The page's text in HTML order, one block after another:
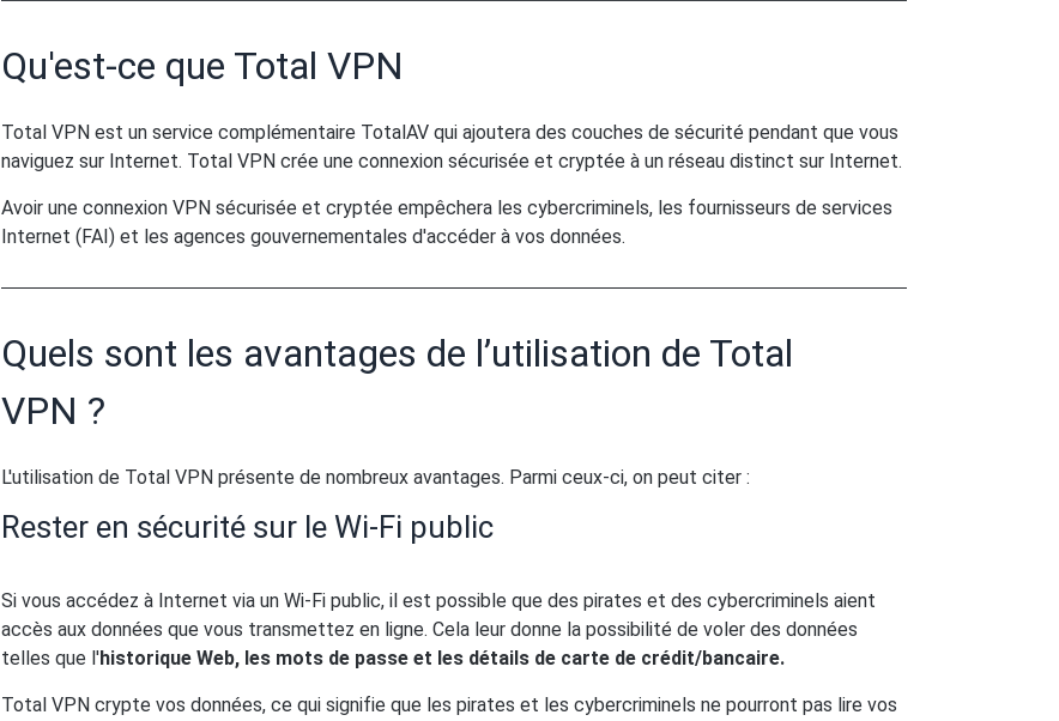
Qu'est-ce que Total VPN
Total VPN est un service complémentaire TotalAV qui ajoutera des couches de sécurité pendant que vous
naviguez sur Internet. Total VPN crée une connexion sécurisée et cryptée à un réseau distinct sur Internet.
Avoir une connexion VPN sécurisée et cryptée empêchera les cybercriminels, les fournisseurs de services
Internet (FAI) et les agences gouvernementales d'accéder à vos données.
Quels sont les avantages de l’utilisation de Total
VPN ?
L'utilisation de Total VPN présente de nombreux avantages. Parmi ceux-ci, on peut citer :
Rester en sécurité sur le Wi-Fi public
Si vous accédez à Internet via un Wi-Fi public, il est possible que des pirates et des cybercriminels aient
accès aux données que vous transmettez en ligne. Cela leur donne la possibilité de voler des données
telles que l'historique Web, les mots de passe et les détails de carte de crédit/bancaire.
Total VPN crypte vos données, ce qui signifie que les pirates et les cybercriminels ne pourront pas lire vos